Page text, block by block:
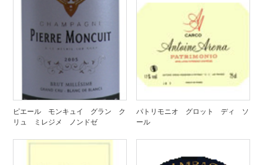
ピエール モンキュイ グラン ク
リュ ミレジメ ノンドゼ
パトリモニオ グロット ディ ソ
ール